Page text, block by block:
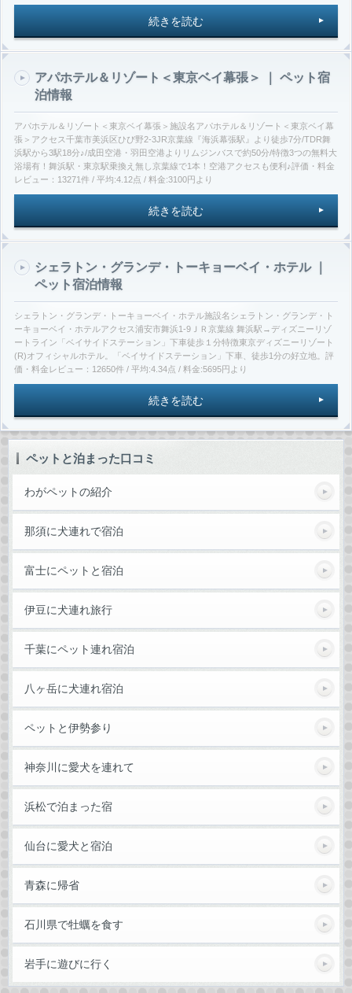
続きを読む
アパホテル＆リゾート＜東京ベイ幕張＞ ｜ ペット宿
泊情報
アパホテル＆リゾート＜東京ベイ幕張＞施設名アパホテル＆リゾート＜東京ベイ幕
張＞アクセス千葉市美浜区ひび野2-3JR京葉線『海浜幕張駅』より徒歩7分/TDR舞
浜駅から3駅18分♪/成田空港・羽田空港よりリムジンバスで約50分/特徴3つの無料大
浴場有！舞浜駅・東京駅乗換え無し京葉線で1本！空港アクセスも便利♪評価・料金
レビュー：13271件 / 平均:4.12点 / 料金:3100円より
続きを読む
シェラトン・グランデ・トーキョーベイ・ホテル ｜
ペット宿泊情報
シェラトン・グランデ・トーキョーベイ・ホテル施設名シェラトン・グランデ・ト
ーキョーベイ・ホテルアクセス浦安市舞浜1-9ＪＲ京葉線 舞浜駅→ディズニーリゾ
ートライン「ベイサイドステーション」下車徒歩１分特徴東京ディズニーリゾート
(R)オフィシャルホテル。「ベイサイドステーション」下車、徒歩1分の好立地。評
価・料金レビュー：12650件 / 平均:4.34点 / 料金:5695円より
続きを読む
ペットと泊まった口コミ
わがペットの紹介
那須に犬連れで宿泊
富士にペットと宿泊
伊豆に犬連れ旅行
千葉にペット連れ宿泊
八ヶ岳に犬連れ宿泊
ペットと伊勢参り
神奈川に愛犬を連れて
浜松で泊まった宿
仙台に愛犬と宿泊
青森に帰省
石川県で牡蠣を食す
岩手に遊びに行く